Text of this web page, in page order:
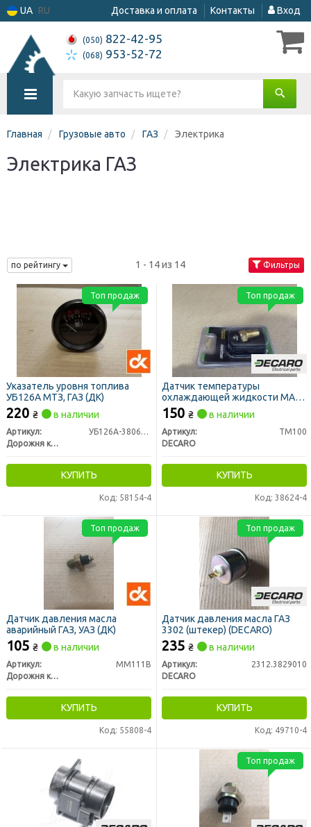
UA RU Доставка и оплата Контакты Вход
(050) 822-42-95
(068) 953-52-72
Главная Грузовые авто ГАЗ Электрика
Электрика ГАЗ
по рейтингу 1 - 14 из 14 Фильтры
Указатель уровня топлива
УБ126А МТЗ, ГАЗ (ДК)
220 ₴ в наличии
Артикул:
УБ126А-3806010
Дорожня карта
КУПИТЬ
Код: 58154-4
Топ продаж
Датчик температуры
охлаждающей жидкости МАЗ,
ГАЗ, КРАЗ, ЗИЛ, МТЗ под болт
(DECARO)
150 ₴ в наличии
Артикул:
ТМ100
DECARO
КУПИТЬ
Код: 38624-4
Топ продаж
Датчик давления масла
аварийный ГАЗ, УАЗ (ДК)
105 ₴ в наличии
Артикул:
ММ111В
Дорожня карта
КУПИТЬ
Код: 55808-4
Топ продаж
Датчик давления масла ГАЗ
3302 (штекер) (DECARO)
235 ₴ в наличии
Артикул:
2312.3829010
DECARO
КУПИТЬ
Код: 49710-4
Топ продаж
Топ продаж